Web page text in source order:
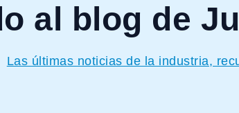
al blog de
Las últimas noticias de la industria,